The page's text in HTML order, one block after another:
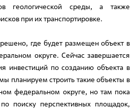
геологической среды, а также
при их транспортировке.
где будет размещен объект в
округе. Сейчас завершается
инвестиций по созданию объекта в
планируем строить такие объекты в
федеральном округе, но там пока
поиску перспективных площадок,